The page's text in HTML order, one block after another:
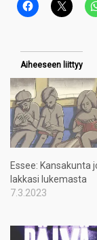
Aiheeseen liittyy
Essee: Kansakunta
lakkasi lukemasta
7.3.2023